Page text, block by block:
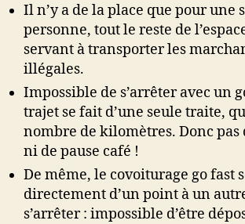
Il n’y a de la place que pour une
personne, tout le reste de
servant à transporter les
illégales.
Impossible de s’arrêter avec un
trajet se fait d’une seule traite,
nombre de kilomètres. Donc pas
ni de pause café !
De même, le covoiturage go fast
directement d’un point à un
s’arrêter : impossible d’être